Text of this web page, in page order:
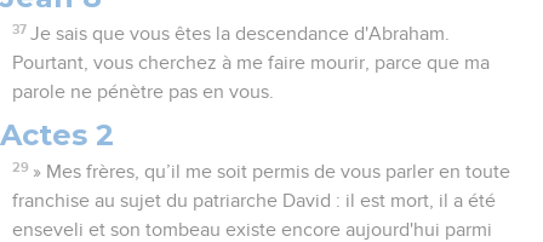
37 Je sais que vous êtes la descendance d'Abraham.
Pourtant, vous cherchez à me faire mourir, parce que ma
parole ne pénètre pas en vous.
Actes 2
29 » Mes frères, qu’il me soit permis de vous parler en toute
franchise au sujet du patriarche David : il est mort, il a été
enseveli et son tombeau existe encore aujourd'hui parmi